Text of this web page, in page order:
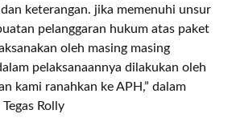
keterangan. jika memenuhi unsur
pelanggaran hukum atas paket
oleh masing masing
pelaksanaannya dilakukan oleh
kami ranahkan ke APH,” dalam
Rolly